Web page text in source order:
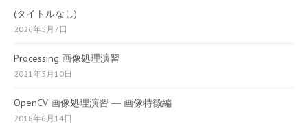
(タイトルなし)
2026年5月7日
Processing 画像処理演習
2021年5月10日
OpenCV 画像処理演習 ― 画像特徴編
2018年6月14日